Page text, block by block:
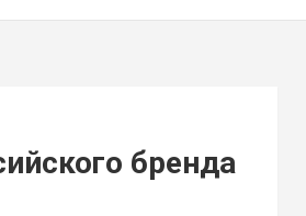
бренда